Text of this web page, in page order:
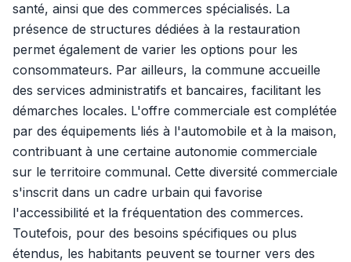
santé, ainsi que des commerces spécialisés. La
présence de structures dédiées à la restauration
permet également de varier les options pour les
consommateurs. Par ailleurs, la commune accueille
des services administratifs et bancaires, facilitant les
démarches locales. L'offre commerciale est complétée
par des équipements liés à l'automobile et à la maison,
contribuant à une certaine autonomie commerciale
sur le territoire communal. Cette diversité commerciale
s'inscrit dans un cadre urbain qui favorise
l'accessibilité et la fréquentation des commerces.
Toutefois, pour des besoins spécifiques ou plus
étendus, les habitants peuvent se tourner vers des